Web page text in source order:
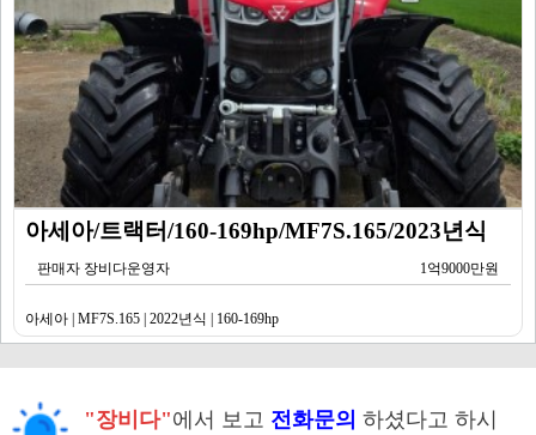
아세아/트랙터/160-169hp/MF7S.165/2023년식
판매자 장비다운영자 1억9000만원
아세아 | MF7S.165 | 2022년식 | 160-169hp
"장비다"에서 보고 전화문의 하셨다고 하시